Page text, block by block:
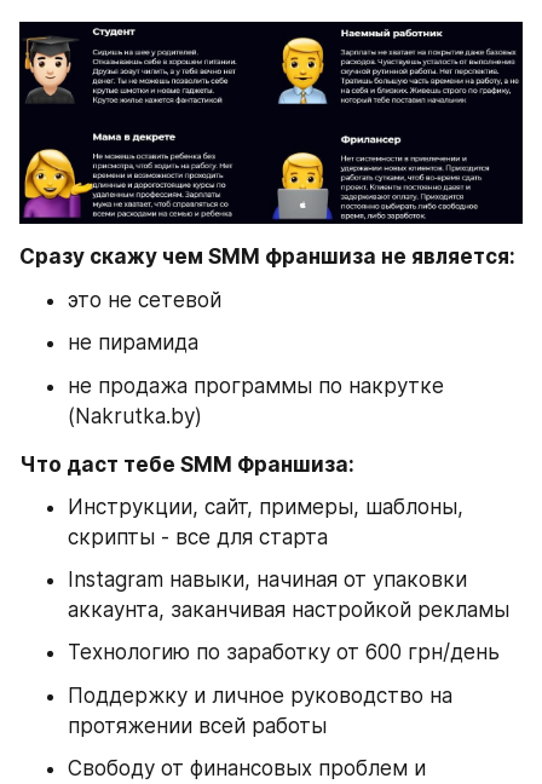
Сразу скажу чем SMM франшиза не является:
это не сетевой
не пирамида
не продажа программы по накрутке
(Nakrutka.by)
Что даст тебе SMM Франшиза:
Инструкции, сайт, примеры, шаблоны,
скрипты - все для старта
Instagram навыки, начиная от упаковки
аккаунта, заканчивая настройкой рекламы
Технологию по заработку от 600 грн/день
Поддержку и личное руководство на
протяжении всей работы
Свободу от финансовых проблем и